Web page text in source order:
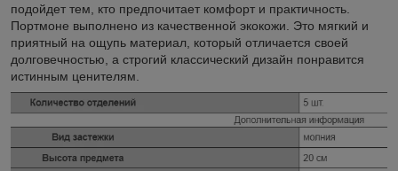
подойдет тем, кто предпочитает комфорт и практичность.
Портмоне выполнено из качественной экокожи. Это мягкий и
приятный на ощупь материал, который отличается своей
долговечностью, а строгий классический дизайн понравится
истинным ценителям.